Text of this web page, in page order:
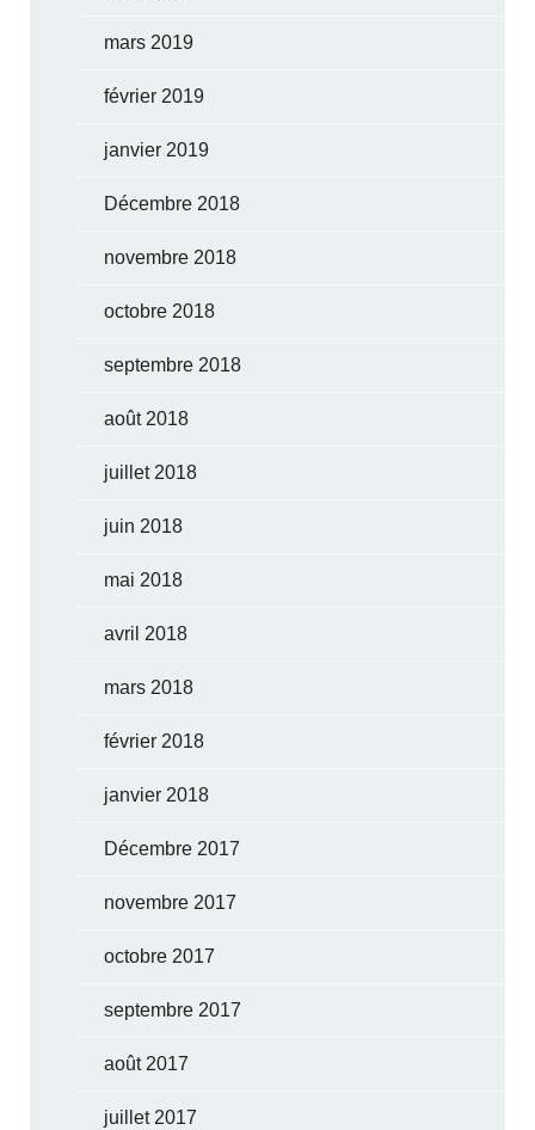
mars 2019
février 2019
janvier 2019
Décembre 2018
novembre 2018
octobre 2018
septembre 2018
août 2018
juillet 2018
juin 2018
mai 2018
avril 2018
mars 2018
février 2018
janvier 2018
Décembre 2017
novembre 2017
octobre 2017
septembre 2017
août 2017
juillet 2017